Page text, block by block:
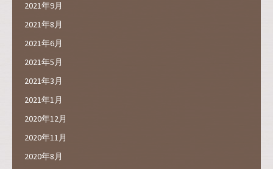
2021年9月
2021年8月
2021年6月
2021年5月
2021年3月
2021年1月
2020年12月
2020年11月
2020年8月